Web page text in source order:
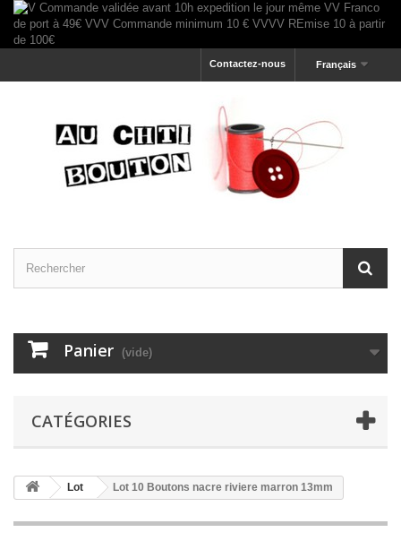
Français
Contactez-nous
Panier (vide)
CATÉGORIES
Lot Lot 10 Boutons nacre riviere marron 13mm